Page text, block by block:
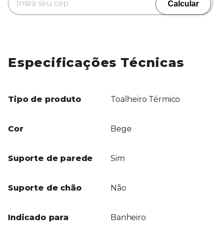
Calcular
Especificações Técnicas
Tipo de produto Toalheiro Térmico
Cor Bege
Suporte de parede Sim
Suporte de chão Não
Indicado para Banheiro